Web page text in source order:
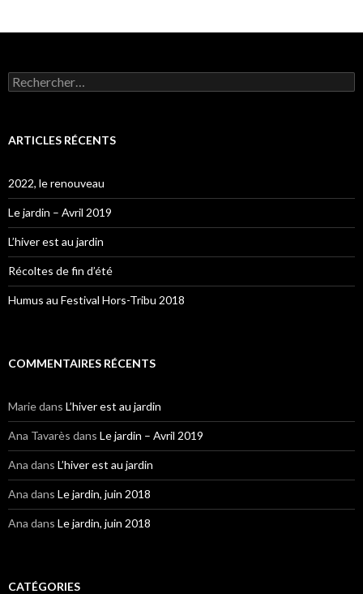
Rechercher :
ARTICLES RÉCENTS
2022, le renouveau
Le jardin – Avril 2019
L’hiver est au jardin
Récoltes de fin d’été
Humus au Festival Hors-Tribu 2018
COMMENTAIRES RÉCENTS
Mariedans L’hiver est au jardin
Ana Tavarès dans Le jardin – Avril 2019
Ana dans L’hiver est au jardin
Ana dans Le jardin, juin 2018
Ana dans Le jardin, juin 2018
CATÉGORIES